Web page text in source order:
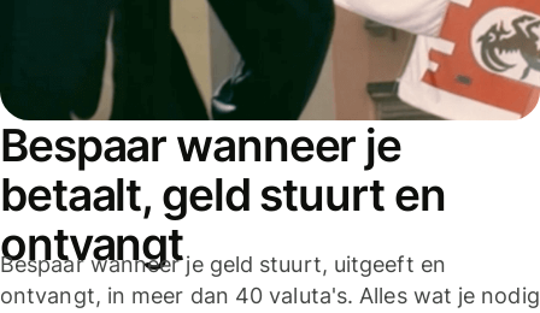
Bespaar wanneer je
betaalt, geld stuurt en
ontvangt
Bespaar wanneer je geld stuurt, uitgeeft en
ontvangt, in meer dan 40 valuta's. Alles wat je nodig